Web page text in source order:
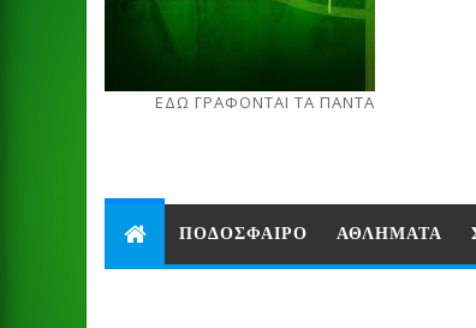
ΕΔΩ ΓΡΑΦΟΝΤΑΙ ΤΑ ΠΑΝΤΑ
ΠΟΔΟΣΦΑΙΡΟ ΑΘΛΗΜΑΤΑ